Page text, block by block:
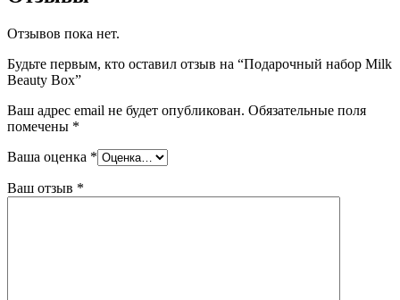
Отзывов пока нет.
Будьте первым, кто оставил отзыв на “Подарочный набор Milk
Beauty Box”
Ваш адрес email не будет опубликован. Обязательные поля
помечены *
Ваша оценка *
Ваш отзыв *